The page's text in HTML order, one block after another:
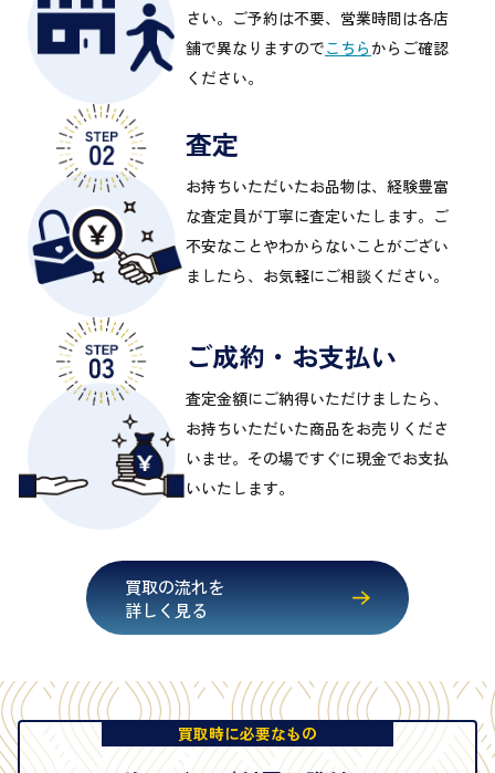
さい。ご予約は不要、営業時間は各店
舗で異なりますのでこちらからご確認
ください。
査定
お持ちいただいたお品物は、経験豊富
な査定員が丁寧に査定いたします。ご
不安なことやわからないことがござい
ましたら、お気軽にご相談ください。
ご成約・お支払い
査定金額にご納得いただけましたら、
お持ちいただいた商品をお売りくださ
いませ。その場ですぐに現金でお支払
いいたします。
買取の流れを
詳しく見る
買取時に必要なもの